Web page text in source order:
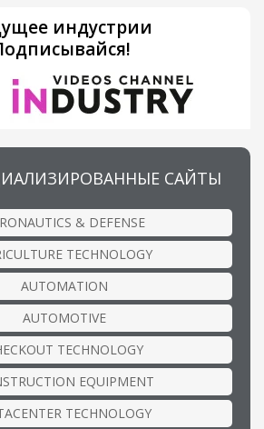
индустрии
САЙТЫ
& DEFENSE
TECHNOLOGY
AUTOMATION
AUTOMOTIVE
TECHNOLOGY
EQUIPMENT
TECHNOLOGY